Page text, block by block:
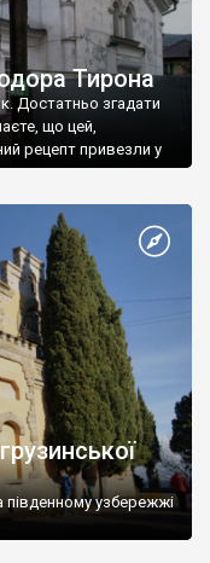
Тирона
Достатньо згадати
що цей,
рецепт привезли у
узбережжі